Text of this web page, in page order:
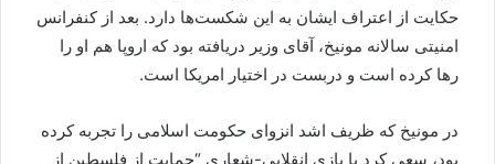
حکایت از اعتراف ایشان به این شکست‌ها دارد. بعد از کنفرانس
امنیتی سالانه مونیخ، آقای وزیر دریافته بود که اروپا هم او را
رها کرده است و دربست در اختیار امریکا است.
در مونیخ که ظریف اشد انزوای حکومت اسلامی را تجربه کرده
بود، سعی کرد با بازی انقلابی-شعاری “حمایت از فلسطین از